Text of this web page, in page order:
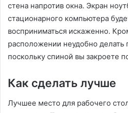
стена напротив окна. Экран
стационарного компьютера
восприниматься искаженно.
расположении неудобно делать
поскольку спиной вы закроете
Как сделать лучше
Лучшее место для рабочего